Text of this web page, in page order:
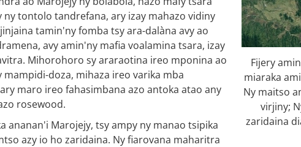
Fijery
miaraka
Ny maitso
virjiny;
zaridaina
ny tontolo tandrefana, ary izay mahazo vidiny
tamin'ny fomba tsy ara-dalàna avy ao
avy amin'ny mafia voalamina tsara, izay
Mihorohoro sy araraotina ireo mponina ao
doza, mihaza ireo varika mba
maro ireo fahasimbana azo antoka atao any
rosewood.
ananan'i Marojejy, tsy ampy ny manao tsipika
azy io ho zaridaina. Ny fiarovana maharitra